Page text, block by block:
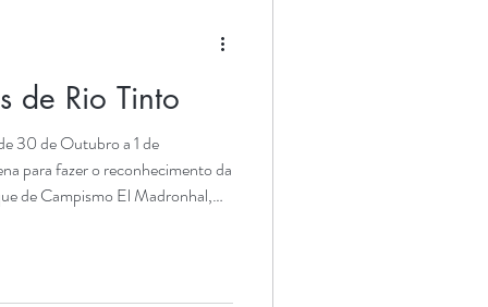
de Rio Tinto
30 de Outubro a 1 de
para fazer o reconhecimento da
de Campismo El Madronhal,
potável e electricidade;